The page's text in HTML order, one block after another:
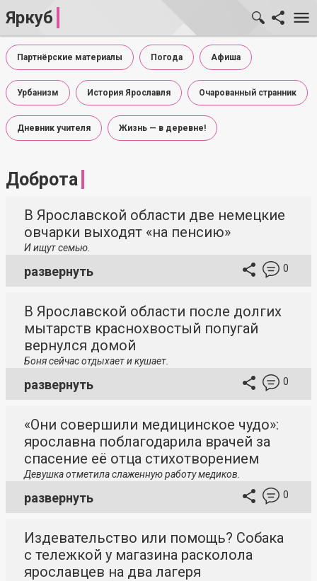
Яркуб
Партнёрские материалы Погода Афиша
Урбанизм История Ярославля Очарованный странник
Дневник учителя Жизнь — в деревне!
Доброта
В Ярославской области две немецкие
овчарки выходят «на пенсию»
И ищут семью.
развернуть 0
В Ярославской области после долгих
мытарств краснохвостый попугай
вернулся домой
Боня сейчас отдыхает и кушает.
развернуть 0
«Они совершили медицинское чудо»:
ярославна поблагодарила врачей за
спасение её отца стихотворением
Девушка отметила слаженную работу медиков.
развернуть 0
Издевательство или помощь? Собака
с тележкой у магазина расколола
ярославцев на два лагеря